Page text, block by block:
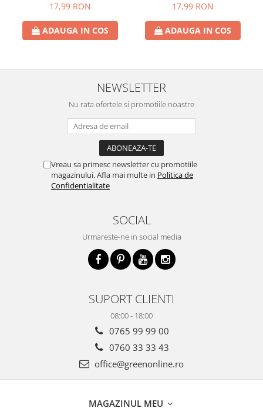
17,99 RON
ADAUGA IN COS
17,99 RON
ADAUGA IN COS
NEWSLETTER
Nu rata ofertele si promotiile noastre
Vreau sa primesc newsletter cu promotiile
magazinului. Afla mai multe in Politica de
Confidentialitate
SOCIAL
Urmareste-ne in social media
SUPORT CLIENTI
08:00 - 18:00
0765 99 99 00
0760 33 33 43
office@greenonline.ro
MAGAZINUL MEU